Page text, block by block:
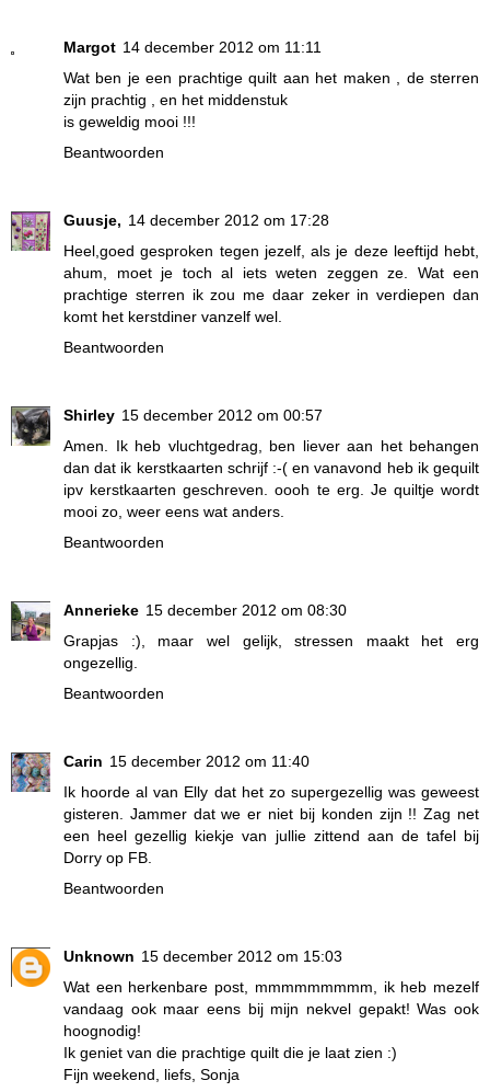
Margot 14 december 2012 om 11:11
Wat ben je een prachtige quilt aan het maken , de sterren
zijn prachtig , en het middenstuk
is geweldig mooi !!!
Beantwoorden
Guusje, 14 december 2012 om 17:28
Heel,goed gesproken tegen jezelf, als je deze leeftijd hebt,
ahum, moet je toch al iets weten zeggen ze. Wat een
prachtige sterren ik zou me daar zeker in verdiepen dan
komt het kerstdiner vanzelf wel.
Beantwoorden
Shirley 15 december 2012 om 00:57
Amen. Ik heb vluchtgedrag, ben liever aan het behangen
dan dat ik kerstkaarten schrijf :-( en vanavond heb ik gequilt
ipv kerstkaarten geschreven. oooh te erg. Je quiltje wordt
mooi zo, weer eens wat anders.
Beantwoorden
Annerieke 15 december 2012 om 08:30
Grapjas :), maar wel gelijk, stressen maakt het erg
ongezellig.
Beantwoorden
Carin 15 december 2012 om 11:40
Ik hoorde al van Elly dat het zo supergezellig was geweest
gisteren. Jammer dat we er niet bij konden zijn !! Zag net
een heel gezellig kiekje van jullie zittend aan de tafel bij
Dorry op FB.
Beantwoorden
Unknown 15 december 2012 om 15:03
Wat een herkenbare post, mmmmmmmmm, ik heb mezelf
vandaag ook maar eens bij mijn nekvel gepakt! Was ook
hoognodig!
Ik geniet van die prachtige quilt die je laat zien :)
Fijn weekend, liefs, Sonja